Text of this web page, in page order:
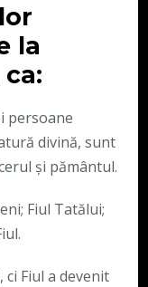
la
persoane
divină, sunt
și pământul.
Fiul Tatălui;
ci Fiul a devenit